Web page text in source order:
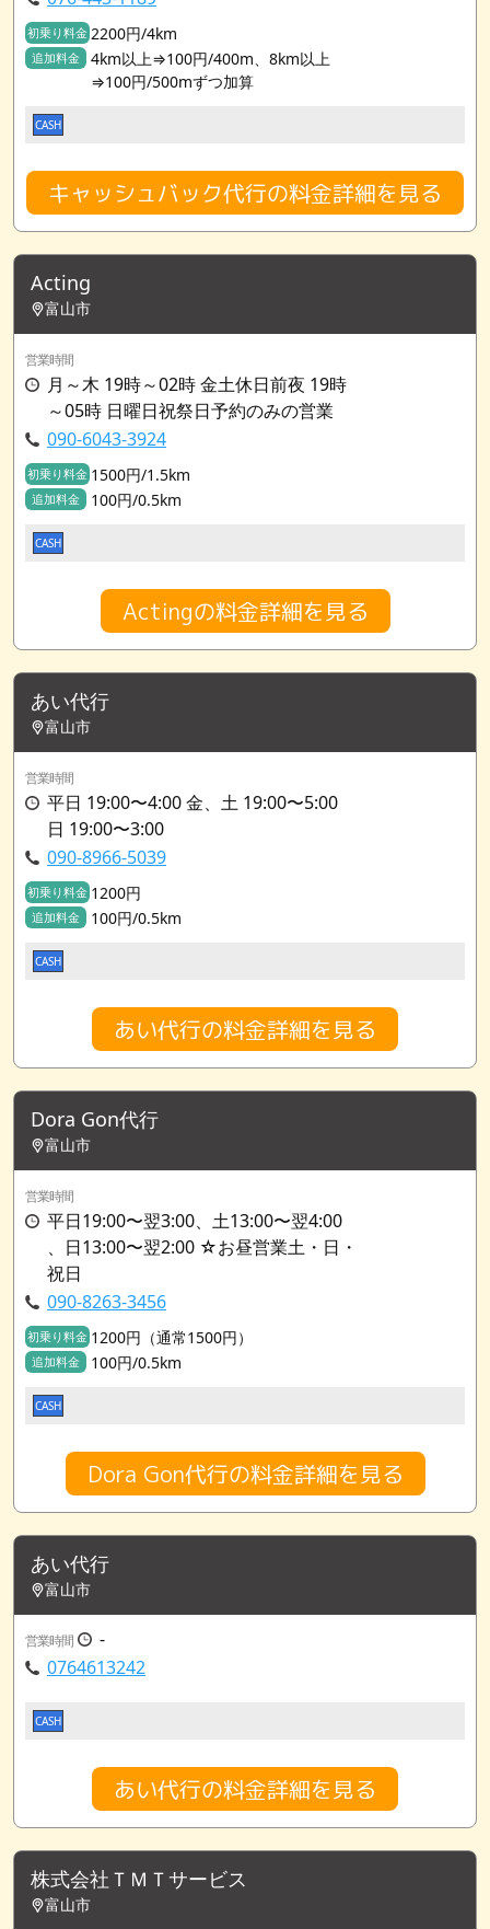
初乗り料金 2200円/4km
追加料金
4km以上⇒100円/400m、8km以上
⇒100円/500mずつ加算
CASH
キャッシュバック代行の料金詳細を見る
Acting
富山市
営業時間
月～木 19時～02時 金土休日前夜 19時
～05時 日曜日祝祭日予約のみの営業
090-6043-3924
初乗り料金 1500円/1.5km
追加料金 100円/0.5km
CASH
Actingの料金詳細を見る
あい代行
富山市
営業時間
平日 19:00〜4:00 金、土 19:00〜5:00
日 19:00〜3:00
090-8966-5039
初乗り料金 1200円
追加料金 100円/0.5km
CASH
あい代行の料金詳細を見る
Dora Gon代行
富山市
営業時間
平日19:00〜翌3:00、土13:00〜翌4:00
、日13:00〜翌2:00 ☆お昼営業土・日・
祝日
090-8263-3456
初乗り料金 1200円（通常1500円）
追加料金 100円/0.5km
CASH
Dora Gon代行の料金詳細を見る
あい代行
富山市
営業時間
-
0764613242
CASH
あい代行の料金詳細を見る
株式会社ＴＭＴサービス
富山市